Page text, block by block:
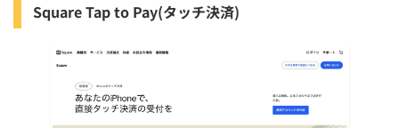
Square Tap to Pay(タッチ決済)